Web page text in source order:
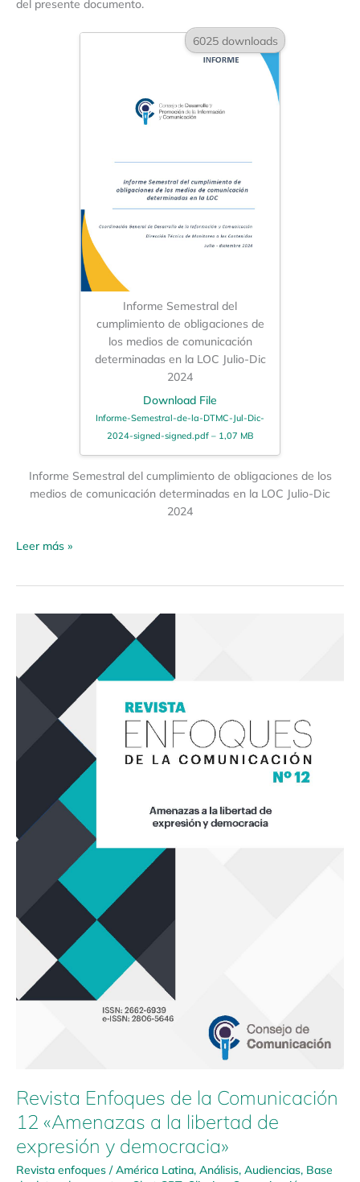
del presente documento.
6025 downloads
Informe Semestral del
cumplimiento de obligaciones de
los medios de comunicación
determinadas en la LOC Julio-Dic
2024
Download File
Informe-Semestral-de-la-DTMC-Jul-Dic-
2024-signed-signed.pdf – 1,07 MB
Informe Semestral del cumplimiento de obligaciones de los
medios de comunicación determinadas en la LOC Julio-Dic
2024
Leer más »
Revista Enfoques de la Comunicación
12 «Amenazas a la libertad de
expresión y democracia»
Revista enfoques /América Latina, Análisis, Audiencias, Base
Revista
Enfoques
la
Comunicación
«Amenazas
expresión
y